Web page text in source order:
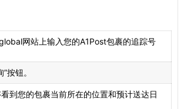
网站上输入您的A1Post包裹的追踪号
按钮。
到您的包裹当前所在的位置和预计送达日